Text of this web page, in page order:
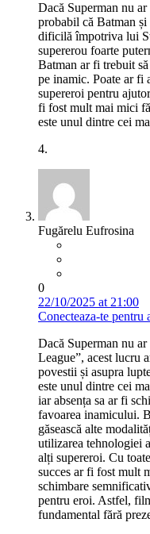
Dacă Superman nu
probabil că Batman
dificilă împotriva lui
supererou foarte
Batman ar fi trebuit
pe inamic. Poate ar fi
supereroi pentru
fi fost mult mai mici
este unul dintre cei
4.
Fugărelu Eufrosina
0
22/10/2025 at 21:00
Conecteaza-te pentru
Dacă Superman nu
League”, acest lucru
povestii și asupra
este unul dintre cei
iar absența sa ar fi
favoarea inamicului.
găsească alte
utilizarea tehnologiei
alți supereroi. Cu
succes ar fi fost mult
schimbare
pentru eroi. Astfel,
fundamental fără